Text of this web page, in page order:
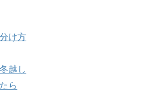
け方
越し
ら